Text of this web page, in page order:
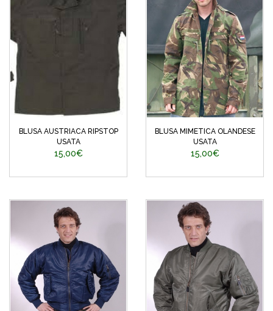
BLUSA AUSTRIACA RIPSTOP
USATA
15,00€
BLUSA MIMETICA OLANDESE
USATA
15,00€